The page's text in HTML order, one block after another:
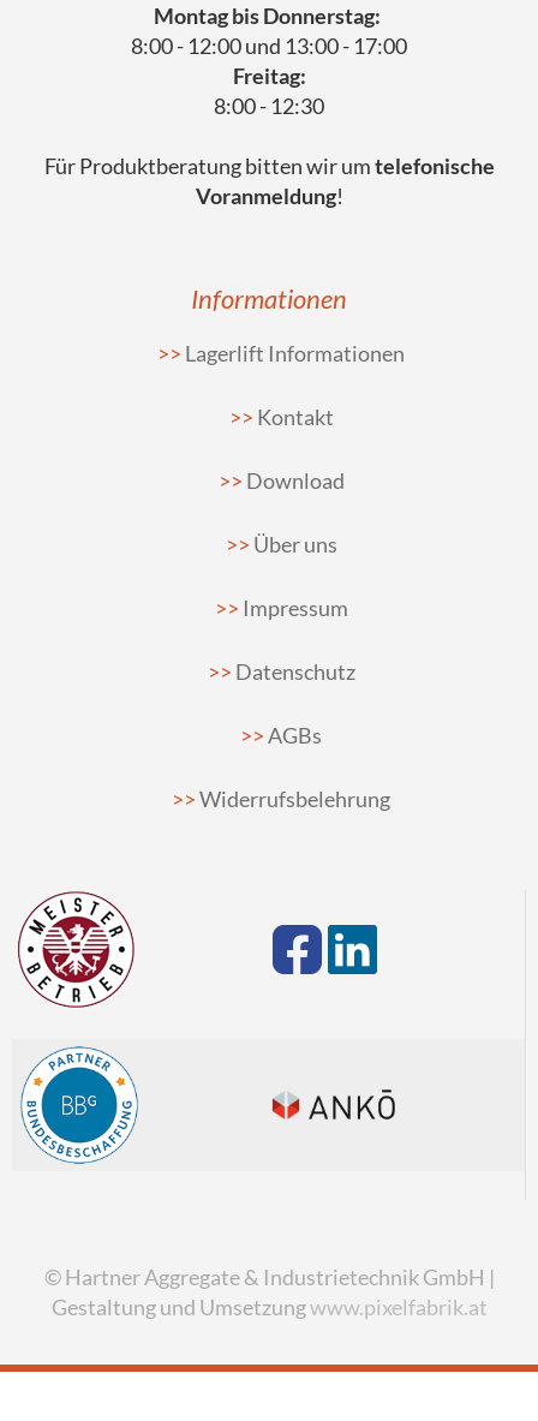
Montag bis Donnerstag:
8:00 - 12:00 und 13:00 - 17:00
Freitag:
8:00 - 12:30
Für Produktberatung bitten wir umtelefonische
Voranmeldung!
Informationen
Lagerlift Informationen
Kontakt
Download
Über uns
Impressum
Datenschutz
AGBs
Widerrufsbelehrung
© Hartner Aggregate & Industrietechnik GmbH |
Gestaltung und Umsetzungwww.pixelfabrik.at